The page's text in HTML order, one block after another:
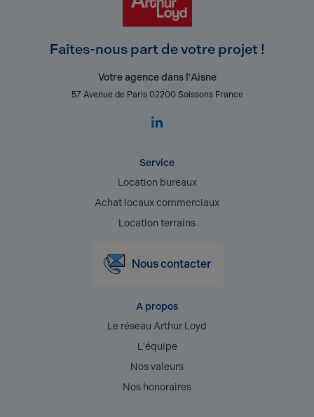
Faîtes-nous part de votre projet !
Votre agence dans l'Aisne
57 Avenue de Paris 02200 Soissons France
Service
Location bureaux
Achat locaux commerciaux
Location terrains
Nous contacter
A propos
Le réseau Arthur Loyd
L'équipe
Nos valeurs
Nos honoraires